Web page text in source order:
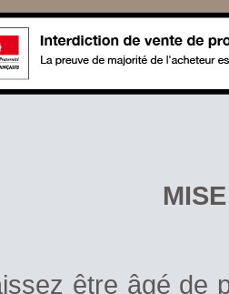
être âgé de